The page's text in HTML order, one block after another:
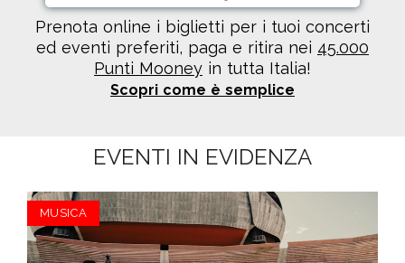
Prenota online i biglietti per i tuoi concerti
ed eventi preferiti, paga e ritira nei 45.000
Punti Mooney in tutta Italia!
Scopri come è semplice
EVENTI IN EVIDENZA
MUSICA